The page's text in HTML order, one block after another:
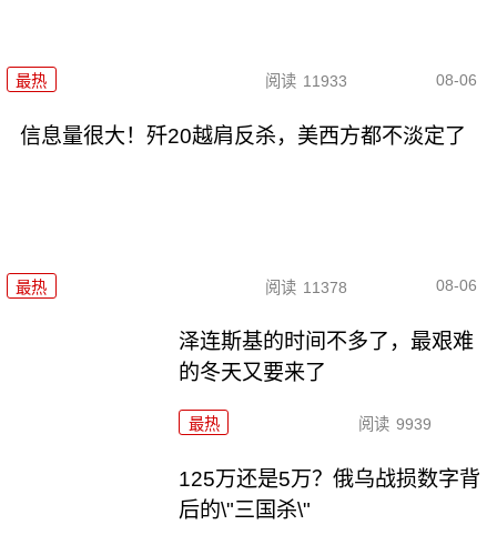
最热 阅读 11933 08-06
信息量很大！歼20越肩反杀，美西方都不淡定了
最热 阅读 11378 08-06
泽连斯基的时间不多了，最艰难
的冬天又要来了
最热 阅读 9939
125万还是5万？俄乌战损数字背
后的\"三国杀\"